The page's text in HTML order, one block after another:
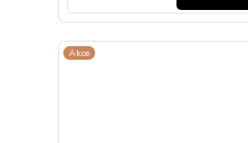
Akce